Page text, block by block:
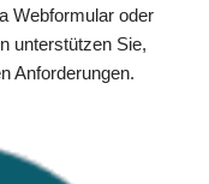
Webformular oder
unterstützen Sie,
Anforderungen.